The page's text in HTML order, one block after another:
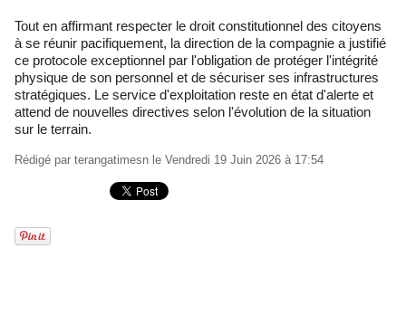
Tout en affirmant respecter le droit constitutionnel des citoyens
à se réunir pacifiquement, la direction de la compagnie a justifié
ce protocole exceptionnel par l'obligation de protéger l'intégrité
physique de son personnel et de sécuriser ses infrastructures
stratégiques. Le service d'exploitation reste en état d'alerte et
attend de nouvelles directives selon l'évolution de la situation
sur le terrain.
Rédigé par terangatimesn le Vendredi 19 Juin 2026 à 17:54